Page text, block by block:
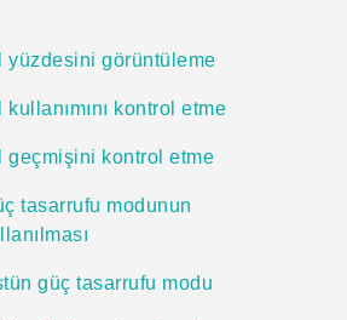
yüzdesini görüntüleme
kullanımını kontrol etme
geçmişini kontrol etme
tasarrufu modunun
güç tasarrufu modu